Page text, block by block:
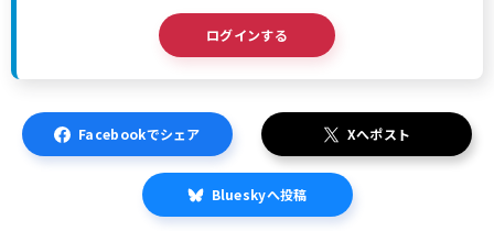
ログインする
Facebookでシェア Xへポスト
Blueskyへ投稿